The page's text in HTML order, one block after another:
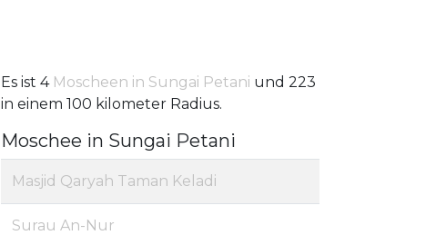
Es ist 4 Moscheen in Sungai Petani und 223
in einem 100 kilometer Radius.
Moschee in Sungai Petani
Masjid Qaryah Taman Keladi
Surau An-Nur